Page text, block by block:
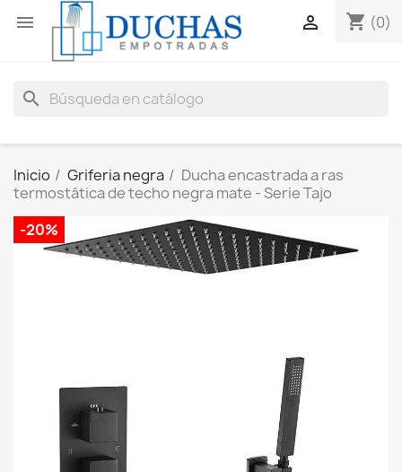
 shopping_cart (0)

search
Inicio Griferia negra
Ducha encastrada a ras
termostática de techo negra mate - Serie Tajo
-20%